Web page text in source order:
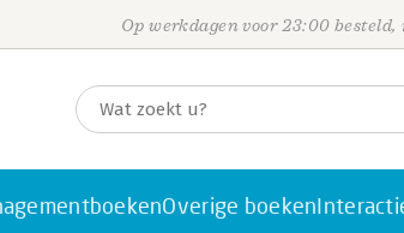
Op werkdagen voor 23:00
Overige boeken